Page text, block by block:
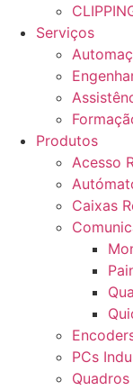
Serviços
Produtos
Acesso
Caixas
PCs